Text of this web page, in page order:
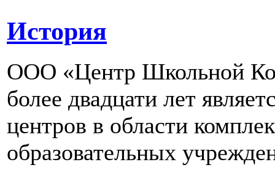
История
ООО «Центр Школьной
более двадцати лет
центров в области
образовательных